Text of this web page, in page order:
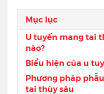
Mục lục
U tuyến mang tai
nào?
Biểu hiện của u
Phương pháp
tai thùy sâu